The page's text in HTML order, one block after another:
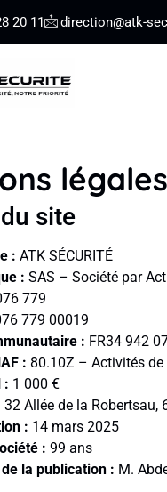
20 11 direction@atk-
site
: ATK SÉCURITÉ
: SAS – Société par
779
779 00019
: FR34 942
: 80.10Z – Activités de
: 1 000 €
32 Allée de la Robertsau,
: 14 mars 2025
: 99 ans
la publication : M.